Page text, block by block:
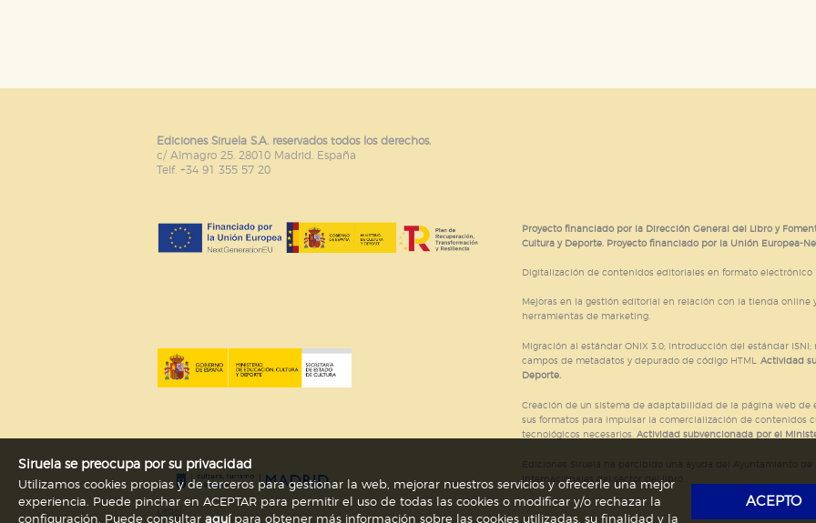
Ediciones Siruela S.A. reservados todos los derechos.
c/ Almagro 25. 28010 Madrid. España
Telf. +34 91 355 57 20
Proyecto financiado por la Dirección General del Libro y
Cultura y Deporte. Proyecto financiado por la Unión Europea-
Digitalización de contenidos editoriales en formato electrónico
Mejoras en la gestión editorial en relación con la tienda online
herramientas de marketing.
Migración al estándar ONIX 3.0; introducción del estándar
campos de metadatos y depurado de código HTML. Actividad
Deporte.
Creación de un sistema de adaptabilidad de la página web de
sus formatos para impulsar la comercialización de contenidos
tecnológicos necesarios. Actividad subvencionada por el
Internacionales del sector del libro.
Siruela se preocupa por su privacidad
Utilizamos cookies propias y de terceros para gestionar la web, mejorar nuestros servicios y ofrecerle una mejor
experiencia. Puede pinchar en ACEPTAR para permitir el uso de todas las cookies o modificar y/o rechazar la
configuración. Puede consultar aquípara obtener más información sobre las cookies utilizadas, su finalidad y la
ACEPTO
Puede consultar nuestrapolítica de cookies